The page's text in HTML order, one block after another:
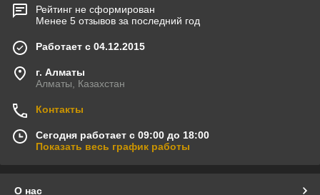
Рейтинг не сформирован
Менее 5 отзывов за последний год
Работает с 04.12.2015
г. Алматы
Алматы, Казахстан
Контакты
Сегодня работает с 09:00 до 18:00
Показать весь график работы
О нас